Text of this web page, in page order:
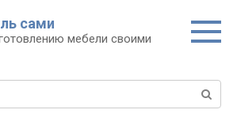
сами
мебели своими